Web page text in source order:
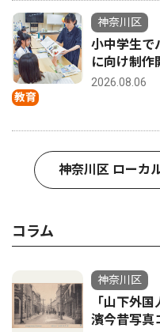
教育
神奈川区
小中学生
に向け制作
2026.08.06
神奈川区 ローカ
コラム
神奈川区
「山下外
濱今昔写真